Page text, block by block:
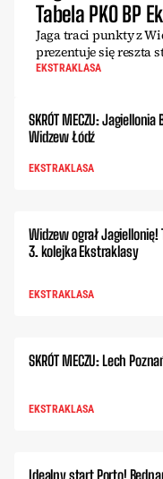
Tabela PKO BP
Jaga traci punkty z
prezentuje się reszta
EKSTRAKLASA
SKRÓT MECZU:
Widzew Łódź
EKSTRAKLASA
Widzew ograł Jagiellonię!
3. kolejka Ekstraklasy
EKSTRAKLASA
SKRÓT MECZU: Lech
EKSTRAKLASA
Idealny start Porto!